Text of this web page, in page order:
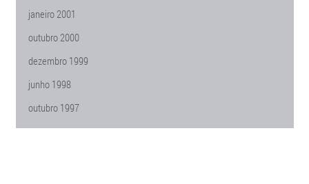
janeiro 2001
outubro 2000
dezembro 1999
junho 1998
outubro 1997